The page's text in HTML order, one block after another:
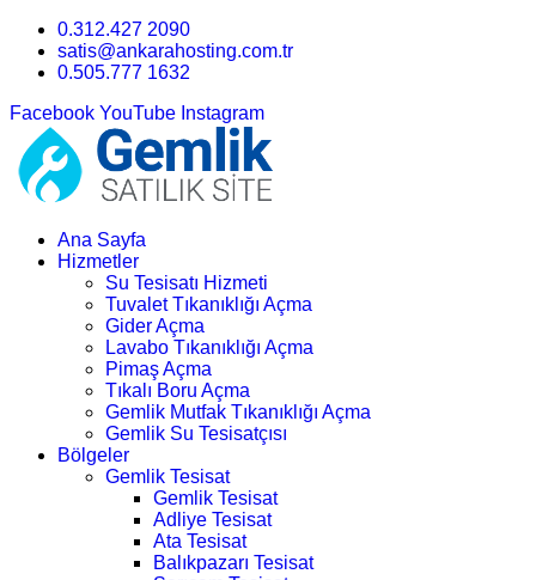
0.312.427 2090
satis@ankarahosting.com.tr
0.505.777 1632
Facebook YouTube Instagram
Ana Sayfa
Hizmetler
Su Tesisatı Hizmeti
Tuvalet Tıkanıklığı Açma
Gider Açma
Lavabo Tıkanıklığı Açma
Pimaş Açma
Tıkalı Boru Açma
Gemlik Mutfak Tıkanıklığı Açma
Gemlik Su Tesisatçısı
Bölgeler
Gemlik Tesisat
Gemlik Tesisat
Adliye Tesisat
Ata Tesisat
Balıkpazarı Tesisat